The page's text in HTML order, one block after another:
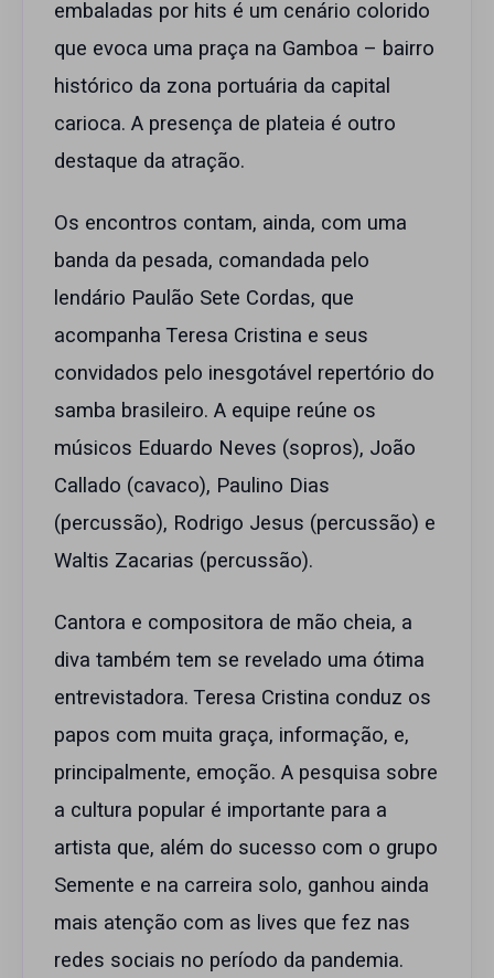
embaladas por hits é um cenário colorido
que evoca uma praça na Gamboa – bairro
histórico da zona portuária da capital
carioca. A presença de plateia é outro
destaque da atração.
Os encontros contam, ainda, com uma
banda da pesada, comandada pelo
lendário Paulão Sete Cordas, que
acompanha Teresa Cristina e seus
convidados pelo inesgotável repertório do
samba brasileiro. A equipe reúne os
músicos Eduardo Neves (sopros), João
Callado (cavaco), Paulino Dias
(percussão), Rodrigo Jesus (percussão) e
Waltis Zacarias (percussão).
Cantora e compositora de mão cheia, a
diva também tem se revelado uma ótima
entrevistadora. Teresa Cristina conduz os
papos com muita graça, informação, e,
principalmente, emoção. A pesquisa sobre
a cultura popular é importante para a
artista que, além do sucesso com o grupo
Semente e na carreira solo, ganhou ainda
mais atenção com as lives que fez nas
redes sociais no período da pandemia.